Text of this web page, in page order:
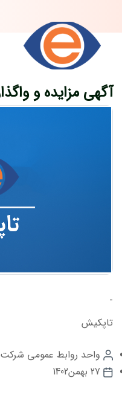
آگهی مزایده و
-
تاپکیش
واحد روابط عمومی